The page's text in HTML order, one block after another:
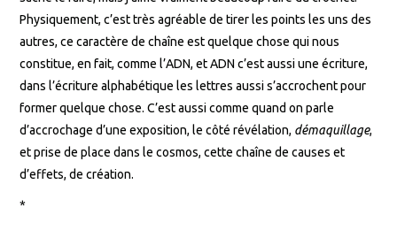
Physiquement, c’est très agréable de tirer les points les uns des
autres, ce caractère de chaîne est quelque chose qui nous
constitue, en fait, comme l’ADN, et ADN c’est aussi une écriture,
dans l’écriture alphabétique les lettres aussi s’accrochent pour
former quelque chose. C’est aussi comme quand on parle
d’accrochage d’une exposition, le côté révélation, démaquillage,
et prise de place dans le cosmos, cette chaîne de causes et
d’effets, de création.
*